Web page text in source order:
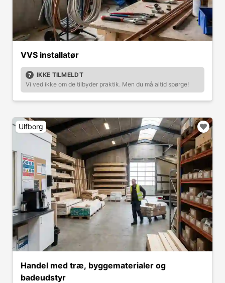
VVS installatør
IKKE TILMELDT
Vi ved ikke om de tilbyder praktik. Men du må altid spørge!
Ulfborg
Handel med træ, byggematerialer og
badeudstyr